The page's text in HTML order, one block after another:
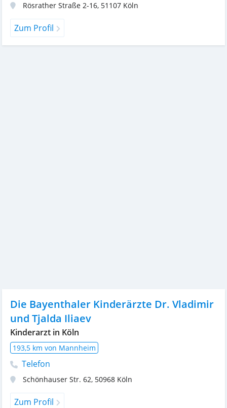
Rösrather Straße 2-16, 51107 Köln
Zum Profil
Die Bayenthaler Kinderärzte Dr. Vladimir
und Tjalda Iliaev
Kinderarzt in Köln
193,5 km von Mannheim
Telefon
Schönhauser Str. 62, 50968 Köln
Zum Profil